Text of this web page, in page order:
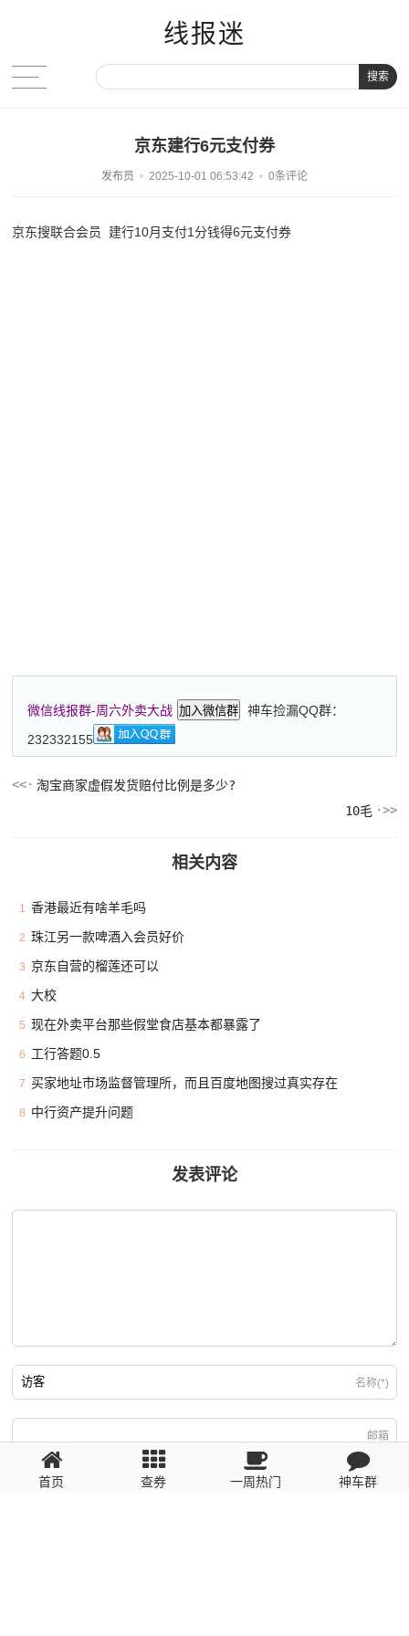
线报迷
搜索
京东建行6元支付券
发布员 2025-10-01 06:53:42 0条评论
京东搜联合会员 建行10月支付1分钱得6元支付券
微信线报群-周六外卖大战 加入微信群
神车捡漏QQ群：
232332155
淘宝商家虚假发货赔付比例是多少?
10毛
相关内容
1 香港最近有啥羊毛吗
2 珠江另一款啤酒入会员好价
3 京东自营的榴莲还可以
4 大校
5 现在外卖平台那些假堂食店基本都暴露了
6 工行答题0.5
7 买家地址市场监督管理所，而且百度地图搜过真实存在
8 中行资产提升问题
发表评论
名称(*)
邮箱
回复需填写必要信息
首页 查券 一周热门 神车群